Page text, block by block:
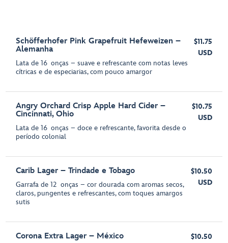
Schöfferhofer Pink Grapefruit Hefeweizen –
Alemanha
Lata de 16 onças – suave e refrescante com notas leves
cítricas e de especiarias, com pouco amargor
$11.75
USD
Angry Orchard Crisp Apple Hard Cider –
Cincinnati, Ohio
Lata de 16 onças – doce e refrescante, favorita desde o
período colonial
$10.75
USD
Carib Lager – Trindade e Tobago
Garrafa de 12 onças – cor dourada com aromas secos,
claros, pungentes e refrescantes, com toques amargos
sutis
$10.50
USD
Corona Extra Lager – México
$10.50